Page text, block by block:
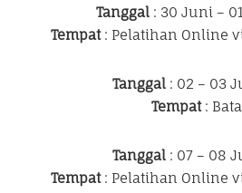
Tanggal: 30 Juni –
Tempat: Pelatihan Online
Tanggal : 02 – 03
Tempat:
Tanggal : 07 – 08
Tempat: Pelatihan Online